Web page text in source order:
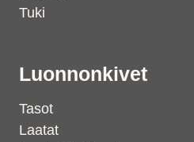
Tuki
Luonnonkivet
Tasot
Laatat